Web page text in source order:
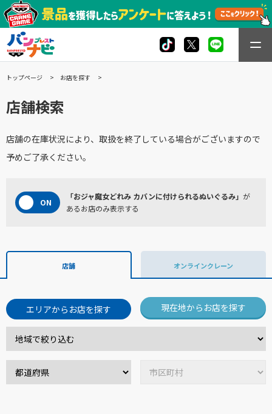
トップページ お店を探す
店舗検索
店舗の在庫状況により、取扱を終了している場合がございますので
予めご了承ください。
「おジャ魔女どれみ カバンに付けられるぬいぐるみ」 が
あるお店のみ表示する
店舗 オンラインクレーン
エリアからお店を探す 現在地からお店を探す